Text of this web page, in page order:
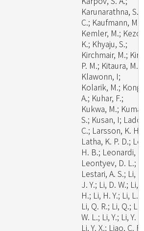
Karunarathna, S.
C.; Kaufmann, M.;
Kemler, M.; Kezo,
K.; Khyaju, S.;
Kirchmair, M.;
P. M.; Kitaura, M.
Klawonn, I;
Kolarik, M.; Kong,
A.; Kuhar, F.;
Kukwa, M.;
S.; Kusan, I; Lado,
C.; Larsson, K. H.;
Latha, K. P. D.;
H. B.; Leonardi,
Leontyev, D. L.;
Lestari, A. S.; Li,
J. Y.; Li, D. W.; Li,
H.; Li, H. Y.; Li, L.;
Li, Q. R.; Li, Q.; Li,
W. L.; Li, Y.; Li, Y.
Li, Y. X.; Liao, C. F.;